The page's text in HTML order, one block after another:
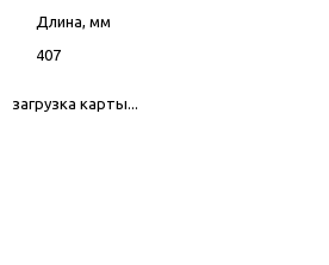
Длина, мм
407
загрузка карты...